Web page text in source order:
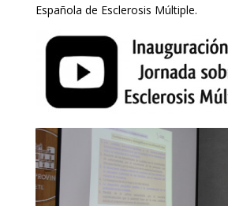
Española de Esclerosis Múltiple.